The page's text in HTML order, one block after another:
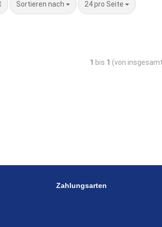
Sortieren nach 24 pro Seite
1 bis 1 (von insgesamt
Zahlungsarten